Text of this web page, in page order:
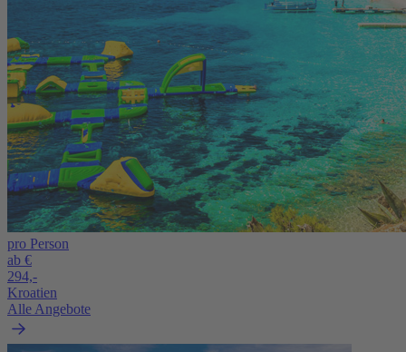
pro Person
ab €
294,-
Kroatien
Alle Angebote